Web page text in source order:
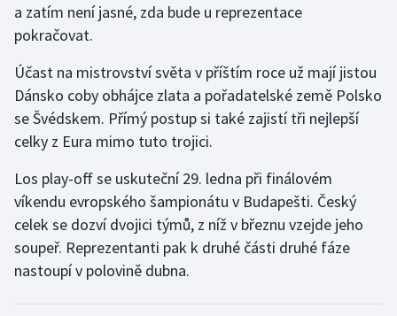
a zatím není jasné, zda bude u reprezentace
pokračovat.
Účast na mistrovství světa v příštím roce už mají jistou
Dánsko coby obhájce zlata a pořadatelské země Polsko
se Švédskem. Přímý postup si také zajistí tři nejlepší
celky z Eura mimo tuto trojici.
Los play-off se uskuteční 29. ledna při finálovém
víkendu evropského šampionátu v Budapešti. Český
celek se dozví dvojici týmů, z níž v březnu vzejde jeho
soupeř. Reprezentanti pak k druhé části druhé fáze
nastoupí v polovině dubna.